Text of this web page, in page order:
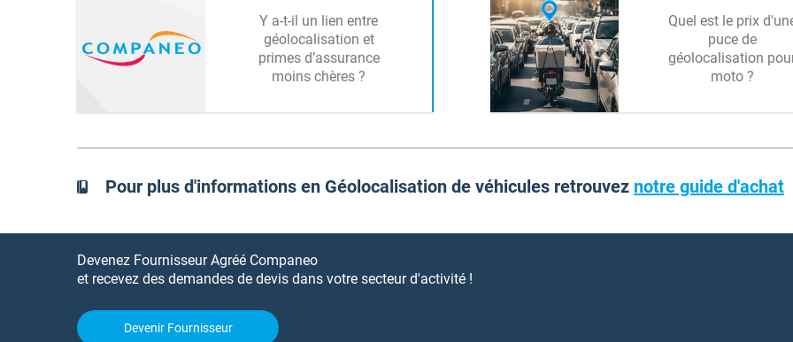
Y a-t-il un lien entre
géolocalisation et
primes d’assurance
moins chères ?
Quel est le prix
puce de
géolocalisation
moto ?
Pour plus d'informations en Géolocalisation de véhicules retrouvez notre guide d'achat
Devenez Fournisseur Agréé Companeo
et recevez des demandes de devis dans votre secteur d'activité !
Devenir Fournisseur